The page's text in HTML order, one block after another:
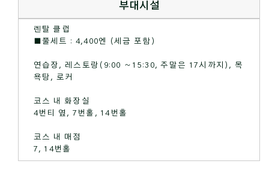
부대시설
렌탈 클럽
■풀세트 : 4,400엔 (세금 포함)
연습장, 레스토랑(9:00 ～15:30, 주말은 17시까지), 목
욕탕, 로커
코스 내 화장실
4번티 옆, 7번홀, 14번홀
코스 내 매점
7, 14번홀